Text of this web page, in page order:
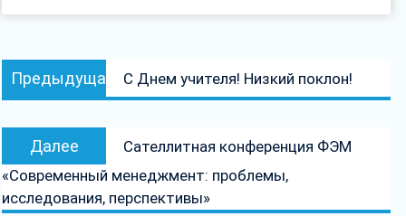
Навигация
по
Предыдущая
запись:
С Днем учителя! Низкий поклон!
Далее
запись:
Сателлитная конференция ФЭМ
«Современный менеджмент: проблемы,
исследования, перспективы»